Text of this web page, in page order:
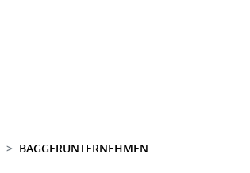
BAGGERUNTERNEHMEN